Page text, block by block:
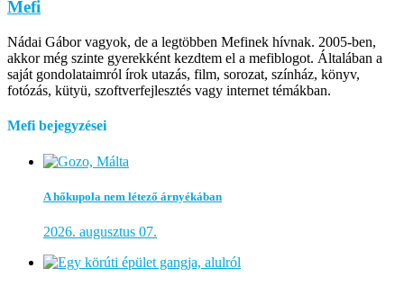
Mefi
Nádai Gábor vagyok, de a legtöbben Mefinek hívnak. 2005-ben,
akkor még szinte gyerekként kezdtem el a mefiblogot. Általában a
saját gondolataimról írok utazás, film, sorozat, színház, könyv,
fotózás, kütyü, szoftverfejlesztés vagy internet témákban.
Mefi bejegyzései
A hőkupola nem létező árnyékában
2026. augusztus 07.